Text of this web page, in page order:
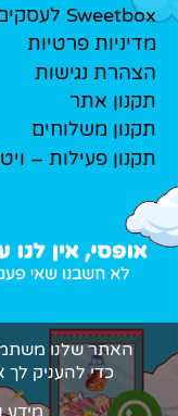
Sweetbox לעסקים
מדיניות פרטיות
הצהרת נגישות
תקנון אתר
תקנון משלוחים
תקנון פעילות –
כדי להעניק לך
מידע